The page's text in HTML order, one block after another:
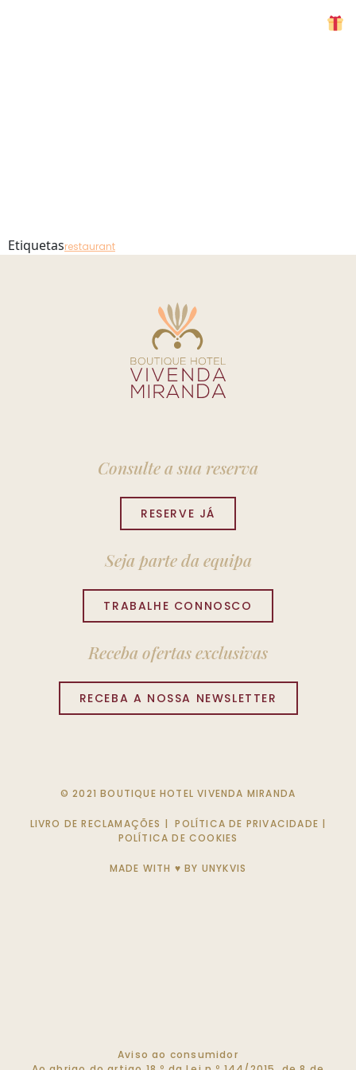
Etiquetasrestaurant
Consulte a sua reserva
RESERVE JÁ
Seja parte da equipa
TRABALHE CONNOSCO
Receba ofertas exclusivas
RECEBA A NOSSA NEWSLETTER
© 2021 BOUTIQUE HOTEL VIVENDA MIRANDA
LIVRO DE RECLAMAÇÕES |POLÍTICA DE PRIVACIDADE |
POLÍTICA DE COOKIES
MADE WITH ♥ BY UNYKVIS
Aviso ao consumidor